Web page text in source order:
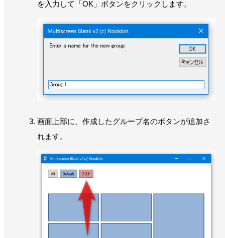
を入力して「OK」ボタンをクリックします。
画面上部に、作成したグループ名のボタンが追加さ
れます。